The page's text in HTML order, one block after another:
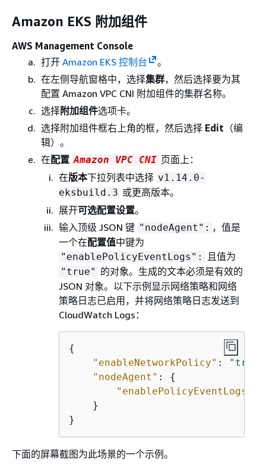
Amazon EKS 附加组件
AWS Management Console
打开 Amazon EKS 控制台
。
在左侧导航窗格中，选择集群，然后选择要为其
配置 Amazon VPC CNI 附加组件的集群名称。
选择附加组件选项卡。
选择附加组件框右上角的框，然后选择 Edit （编
辑）。
在配置 Amazon VPC CNI 页面上：
在版本下拉列表中选择 v1.14.0-
eksbuild.3 或更高版本。
展开可选配置设置。
输入顶级 JSON 键 "nodeAgent": ，值是
一个在配置值中键为
"enablePolicyEventLogs": 且值为
"true" 的对象。生成的文本必须是有效的
JSON 对象。以下示例显示网络策略和网络
策略日志已启用，并将网络策略日志发送到
CloudWatch Logs：
{
"enableNetworkPolicy" : "true"
"nodeAgent" : {
"enablePolicyEventLogs"
    }
}
下面的屏幕截图为此场景的一个示例。